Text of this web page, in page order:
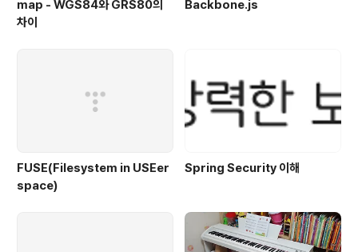
map - WGS84와 GRS80의
차이
Backbone.js
FUSE(Filesystem in USEer
space)
Spring Security 이해